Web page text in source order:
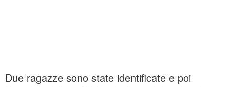
Due ragazze sono state identificate e poi